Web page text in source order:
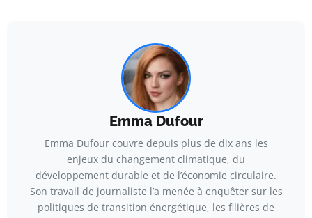
Emma Dufour
Emma Dufour couvre depuis plus de dix ans les
enjeux du changement climatique, du
développement durable et de l’économie circulaire.
Son travail de journaliste l’a menée à enquêter sur les
politiques de transition énergétique, les filières de